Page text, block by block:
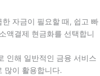
자금이 필요할 때 , 쉽고 빠
액결제 현금화를 선택합니
인해 일반적인 금융 서비스
많이 활용합니다.